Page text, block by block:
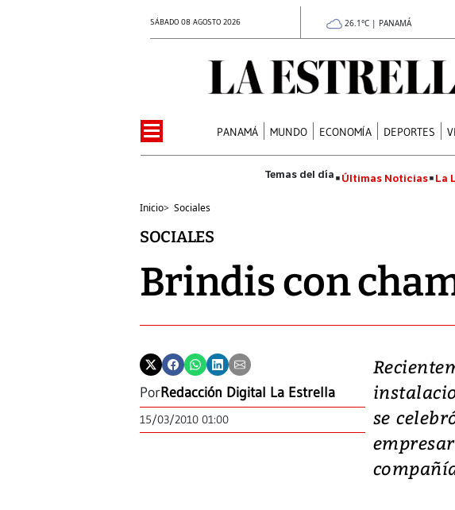
SÁBADO 08 AGOSTO 2026 26.1°C | PANAMÁ
PANAMÁ MUNDO ECONOMÍA DEPORTES
Últimas Noticias La
Inicio> Sociales
SOCIALES
Brindis con
PorRedacción Digital La Estrella
15/03/2010 01:00
se